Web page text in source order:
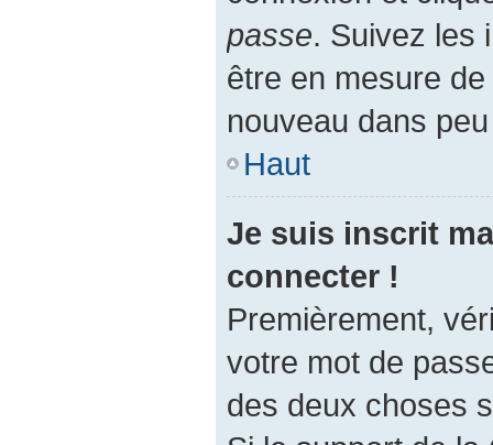
passe. Suivez les
être en mesure
nouveau dans
Haut
Je suis inscrit
connecter !
Premièrement,
votre mot de
des deux choses